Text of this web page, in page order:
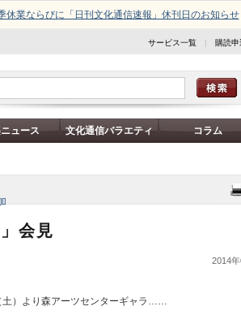
休業ならびに「日刊文化通信速報」休刊日のお知らせ
サービス一覧 | 購読申
ュース 文化通信バラエティ コラム
会見
2014
土）より森アーツセンターギャラ……